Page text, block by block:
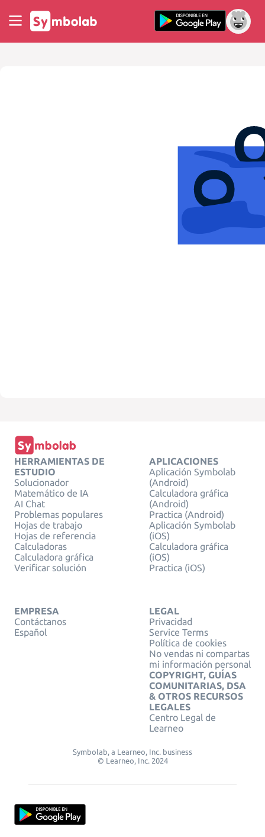
HERRAMIENTAS DE
ESTUDIO
Solucionador
Matemático de IA
AI Chat
Problemas populares
Hojas de trabajo
Hojas de referencia
Calculadoras
Calculadora gráfica
Verificar solución
APLICACIONES
Aplicación Symbolab
(Android)
Calculadora gráfica
(Android)
Practica (Android)
Aplicación Symbolab
(iOS)
Calculadora gráfica
(iOS)
Practica (iOS)
EMPRESA
Contáctanos
Español
LEGAL
Privacidad
Service Terms
Política de cookies
No vendas ni compartas
mi información personal
COPYRIGHT, GUÍAS
COMUNITARIAS, DSA
& OTROS RECURSOS
LEGALES
Centro Legal de
Learneo
Symbolab, a Learneo, Inc. business
© Learneo, Inc. 2024